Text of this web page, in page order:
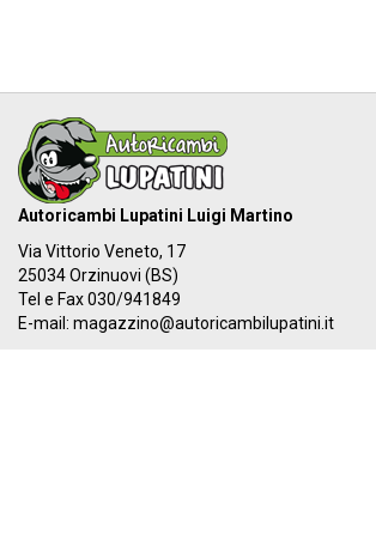
Autoricambi Lupatini Luigi Martino
Via Vittorio Veneto, 17
25034 Orzinuovi (BS)
Tel e Fax 030/941849
E-mail: magazzino@autoricambilupatini.it